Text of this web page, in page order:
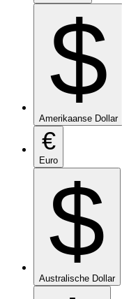
$
Amerikaanse Dollar
€
Euro
$
Australische Dollar